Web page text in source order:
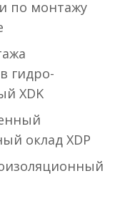
по монтажу
гидро-
XDK
оклад XDP